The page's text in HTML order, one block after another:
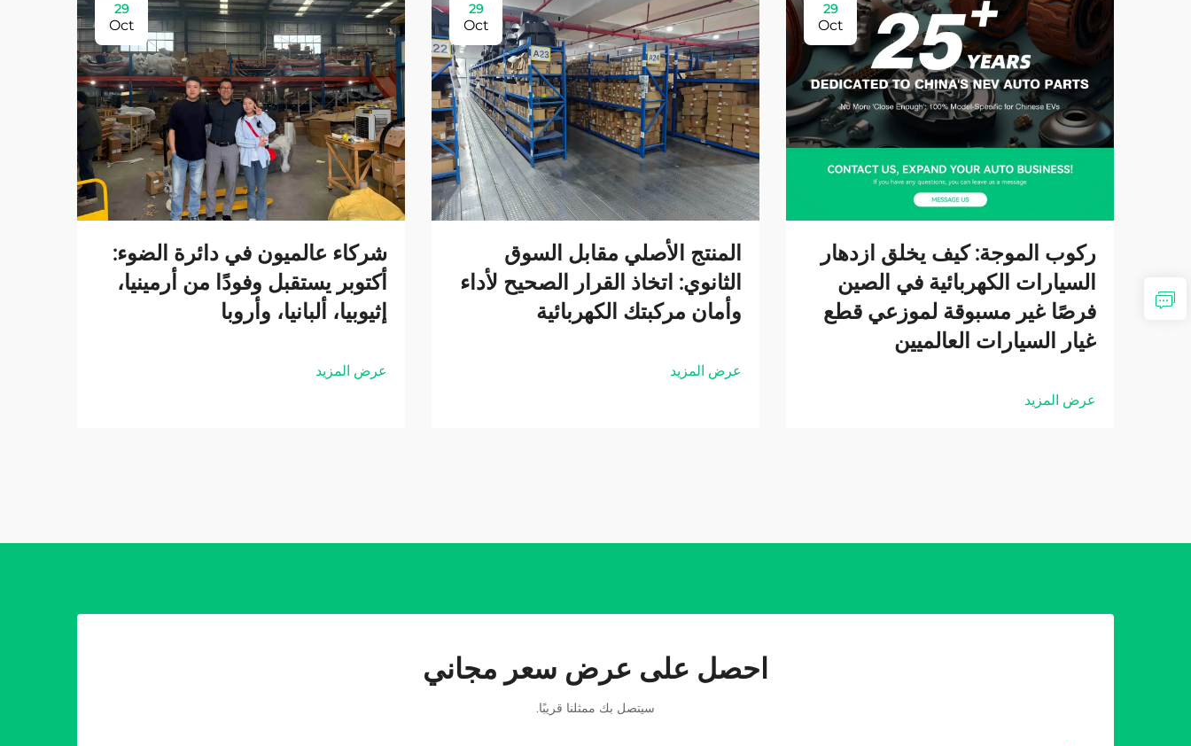
29
Oct
ركوب الموجة: كيف يخلق ازدهار
السيارات الكهربائية في الصين
فرصًا غير مسبوقة لموزعي قطع
غيار السيارات العالميين
عرض المزيد
29
Oct
المنتج الأصلي مقابل السوق
الثانوي: اتخاذ القرار الصحيح لأداء
وأمان مركبتك الكهربائية
عرض المزيد
29
Oct
شركاء عالميون في دائرة الضوء:
أكتوبر يستقبل وفودًا من أرمينيا،
إثيوبيا، ألبانيا، وأروبا
عرض المزيد
احصل على عرض سعر مجاني
سيتصل بك ممثلنا قريبًا.